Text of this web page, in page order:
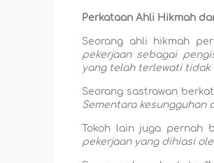
Perkataan Ahli Hikmah
Seorang ahli hikmah
pekerjaan sebagai
yang telah terlewati tidak
Seorang sastrawan
Sementara kesungguhan
Tokoh lain juga pernah
pekerjaan yang dihiasi